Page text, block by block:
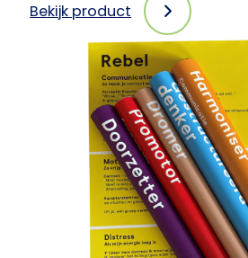
Bekijk product
:
NIEUW:
Iedereen
is
anders,
wat
nu?
–
vanaf
5
stuks